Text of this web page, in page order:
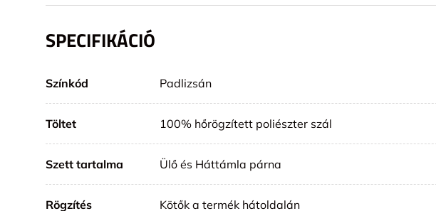
SPECIFIKÁCIÓ
Színkód Padlizsán
Töltet 100% hőrögzített poliészter szál
Szett tartalma Ülő és Háttámla párna
Rögzítés Kötők a termék hátoldalán